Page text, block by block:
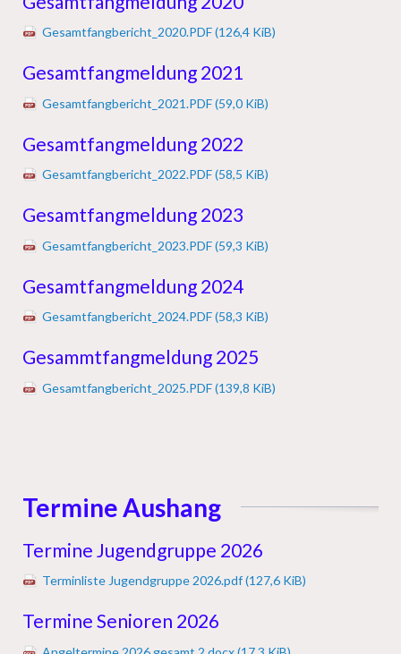
Gesamtfangbericht_2020.PDF(126,4 KiB)
Gesamtfangmeldung 2021
Gesamtfangbericht_2021.PDF(59,0 KiB)
Gesamtfangmeldung 2022
Gesamtfangbericht_2022.PDF(58,5 KiB)
Gesamtfangmeldung 2023
Gesamtfangbericht_2023.PDF(59,3 KiB)
Gesamtfangmeldung 2024
Gesamtfangbericht_2024.PDF(58,3 KiB)
Gesammtfangmeldung 2025
Gesamtfangbericht_2025.PDF(139,8 KiB)
Termine Aushang
Termine Jugendgruppe 2026
Terminliste Jugendgruppe 2026.pdf(127,6 KiB)
Termine Senioren 2026